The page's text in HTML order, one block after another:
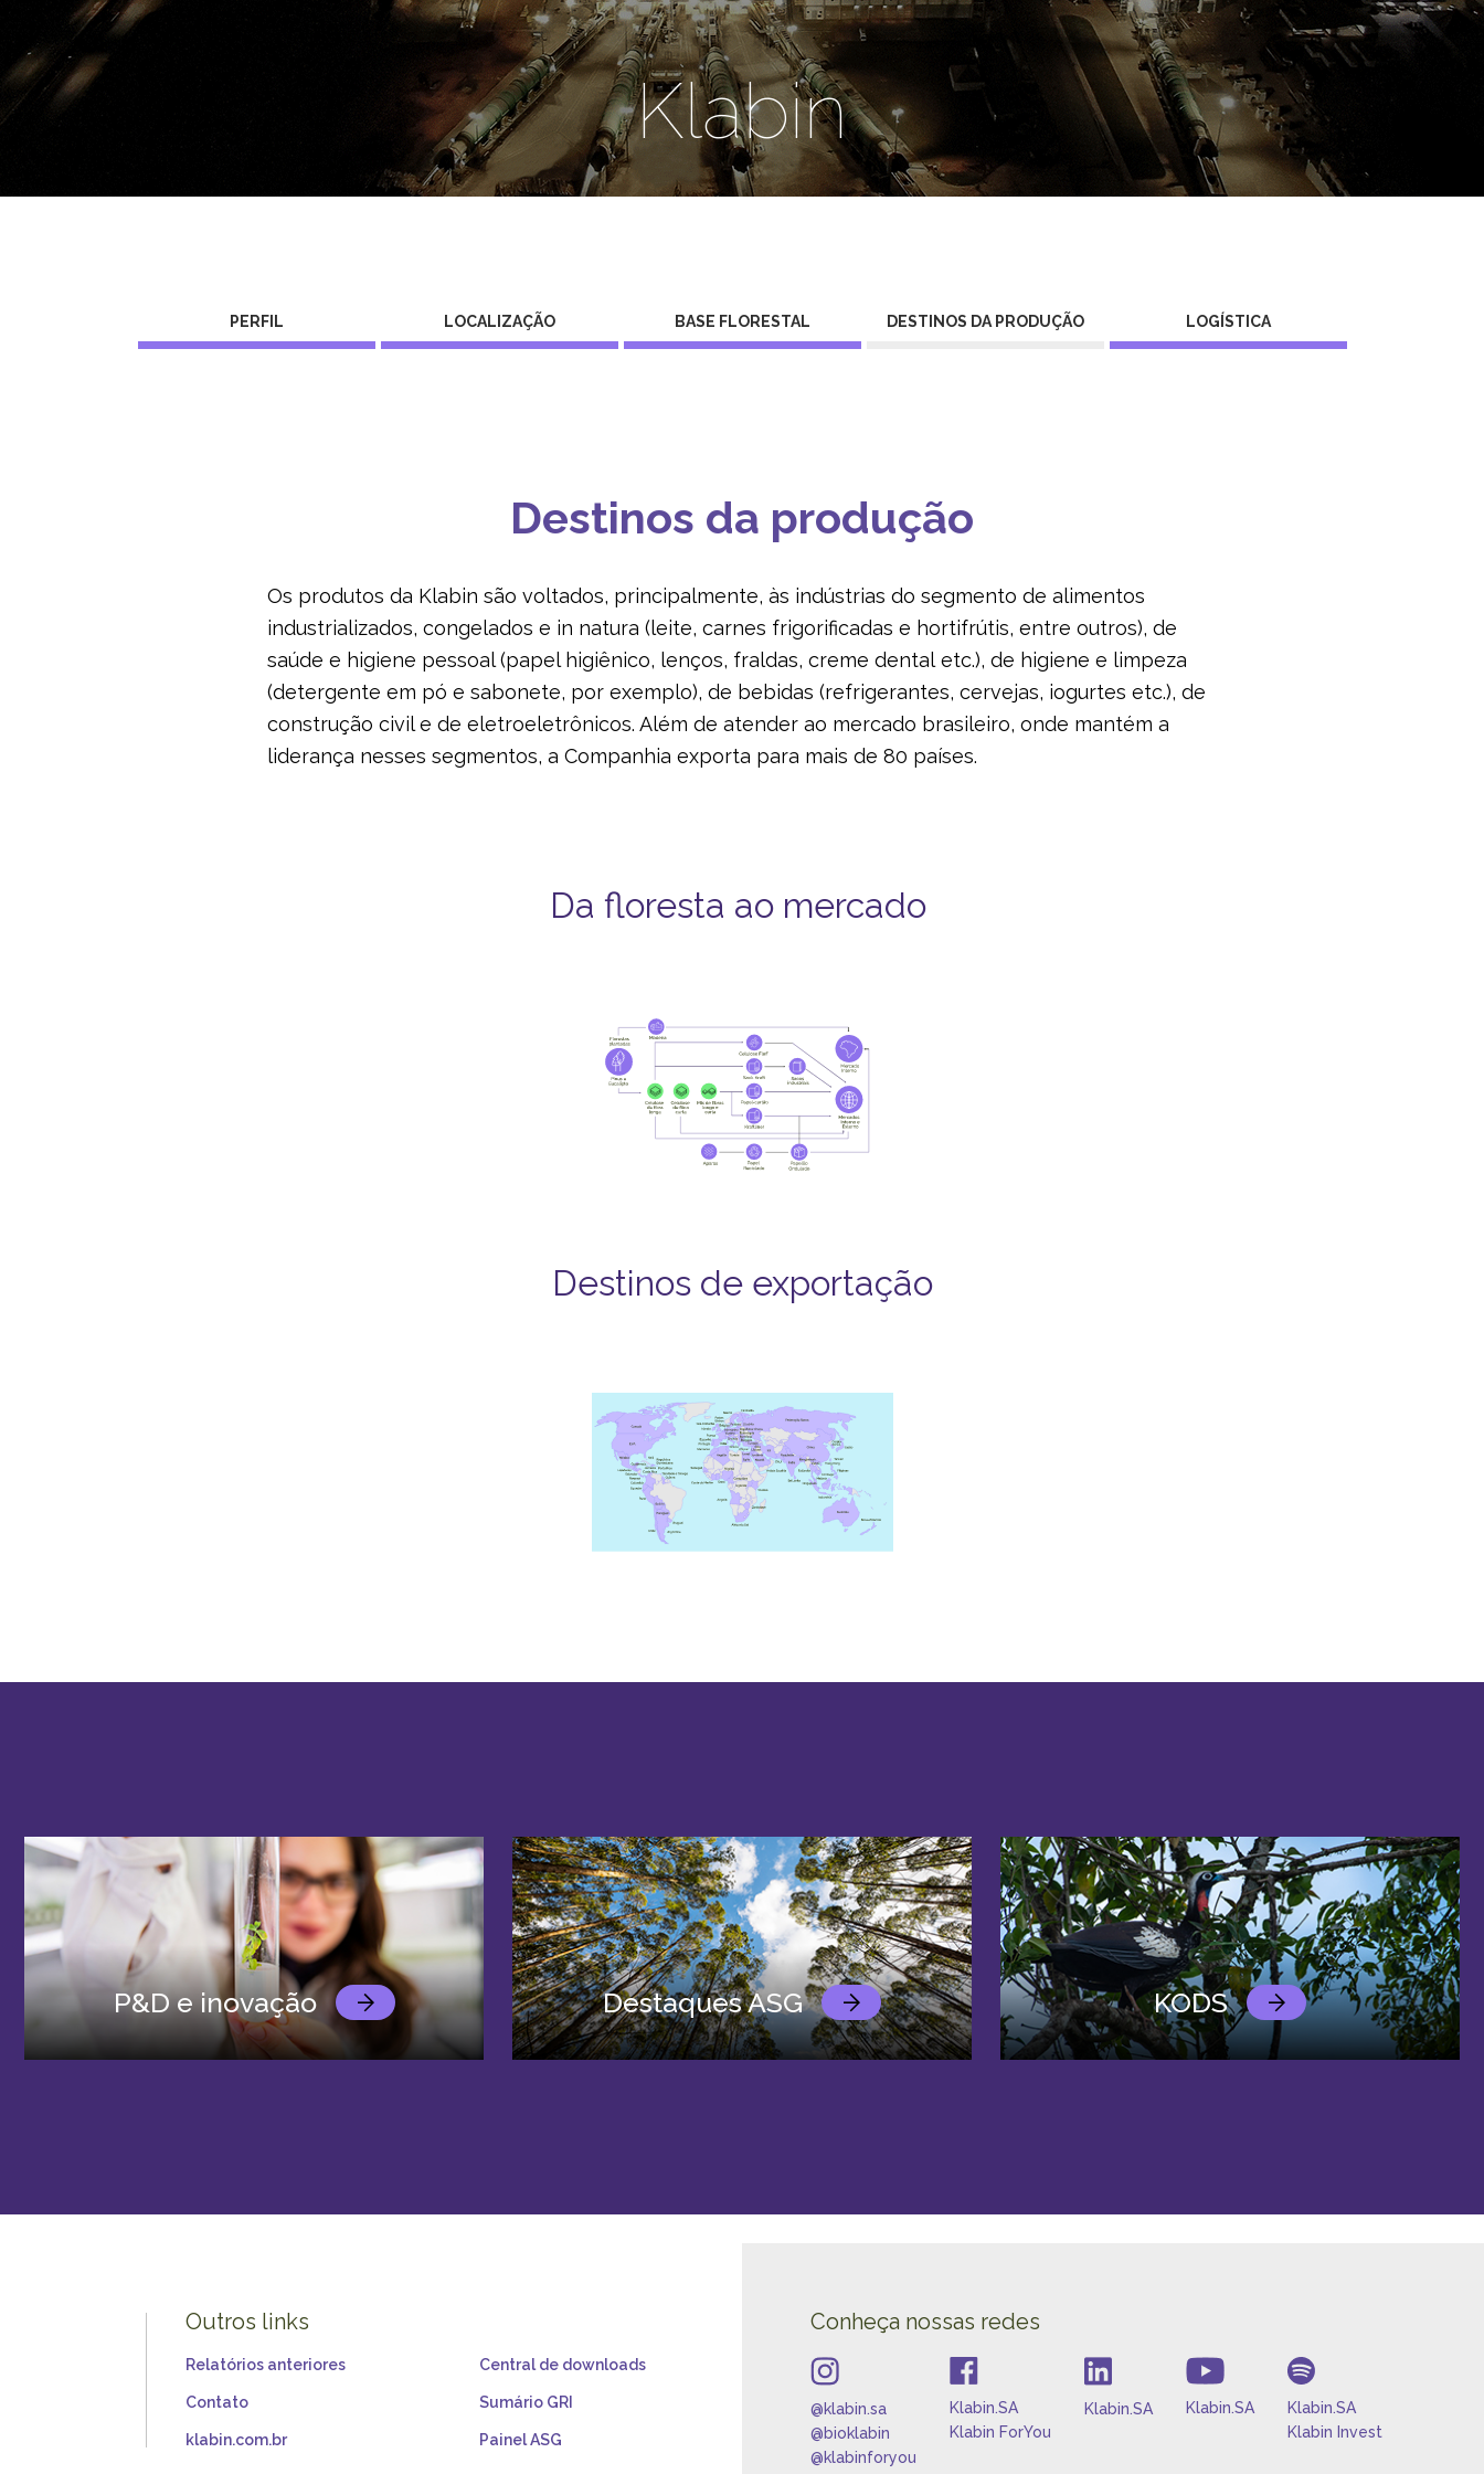
Klabin
PERFIL LOCALIZAÇÃO BASE FLORESTAL DESTINOS DA PRODUÇÃO LOGÍSTICA
Destinos da produção
Os produtos da Klabin são voltados, principalmente, às indústrias do segmento de alimentos
industrializados, congelados e in natura (leite, carnes frigorificadas e hortifrútis, entre outros), de
saúde e higiene pessoal (papel higiênico, lenços, fraldas, creme dental etc.), de higiene e limpeza
(detergente em pó e sabonete, por exemplo), de bebidas (refrigerantes, cervejas, iogurtes etc.), de
construção civil e de eletroeletrônicos. Além de atender ao mercado brasileiro, onde mantém a
liderança nesses segmentos, a Companhia exporta para mais de 80 países.
Da floresta ao mercado
Destinos de exportação
P&D e inovação Destaques ASG KODS
Outros links
Relatórios anteriores
Contato
klabin.com.br
Central de downloads
Sumário GRI
Painel ASG
Conheça nossas redes
@klabin.sa
@bioklabin
@klabinforyou
Klabin.SA
Klabin ForYou
Klabin.SA Klabin.SA
Klabin.SA
Klabin Invest